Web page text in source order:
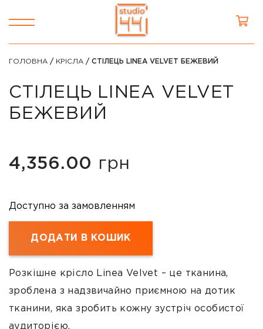
ГОЛОВНА / КРІСЛА / СТІЛЕЦЬ LINEA VELVET БЕЖЕВИЙ
СТІЛЕЦЬ LINEA VELVET
БЕЖЕВИЙ
4,356.00 грн
Розкішне крісло Linea Velvet – це тканина,
зроблена з надзвичайно приємною на дотик
тканини, яка зробить кожну зустріч особистої
аудиторією.
Доступно за замовленням
ДОДАТИ В КОШИК